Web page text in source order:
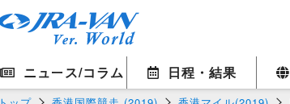
ニュース/コラム 日程・結果